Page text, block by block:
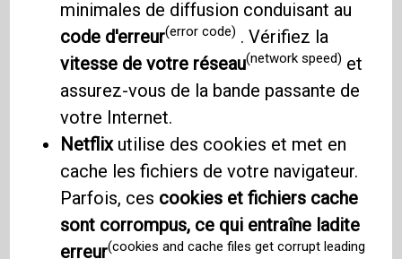
minimales de diffusion conduisant au
code d'erreur(error code) . Vérifiez la
vitesse de votre réseau(network speed) et
assurez-vous de la bande passante de
votre Internet.
Netflixutilise des cookies et met en
cache les fichiers de votre navigateur.
Parfois, ces cookies et fichiers cache
sont corrompus, ce qui entraîne ladite
erreur(cookies and cache files get corrupt leading